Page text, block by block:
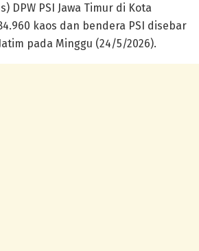
DPW PSI Jawa Timur di Kota
kaos dan bendera PSI disebar
pada Minggu (24/5/2026).